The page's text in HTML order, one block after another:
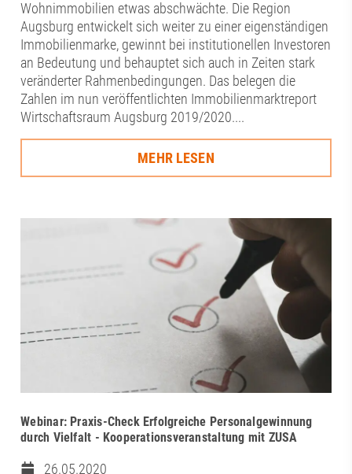
Wohnimmobilien etwas abschwächte. Die Region
Augsburg entwickelt sich weiter zu einer eigenständigen
Immobilienmarke, gewinnt bei institutionellen Investoren
an Bedeutung und behauptet sich auch in Zeiten stark
veränderter Rahmenbedingungen. Das belegen die
Zahlen im nun veröffentlichten Immobilienmarktreport
Wirtschaftsraum Augsburg 2019/2020....
MEHR LESEN
Webinar: Praxis-Check Erfolgreiche Personalgewinnung
durch Vielfalt - Kooperationsveranstaltung mit ZUSA
26.05.2020